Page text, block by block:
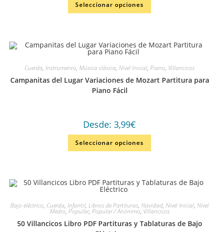
en4.50 de
Seleccionar opciones
Cuerda, Instrumento, Música clásica, Nivel Inicial, Piano, Villancicos
Campanitas del Lugar Variaciones de Mozart Partitura para
Piano Fácil
Desde: 3,99€
Seleccionar opciones
Bajo eléctrico, Cuerda, Infantil, Libros de Partituras, Navidad, Nivel Inicial, Nivel
Medio, Popular, Popular / Anónimo, Villancicos
50 Villancicos Libro PDF Partituras y Tablaturas de Bajo